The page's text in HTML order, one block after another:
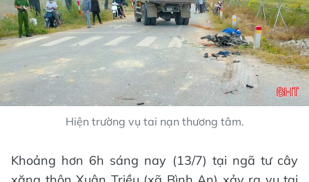
Hiện trường vụ tai nạn thương tâm.
Khoảng hơn 6h sáng nay (13/7) tại ngã tư cây